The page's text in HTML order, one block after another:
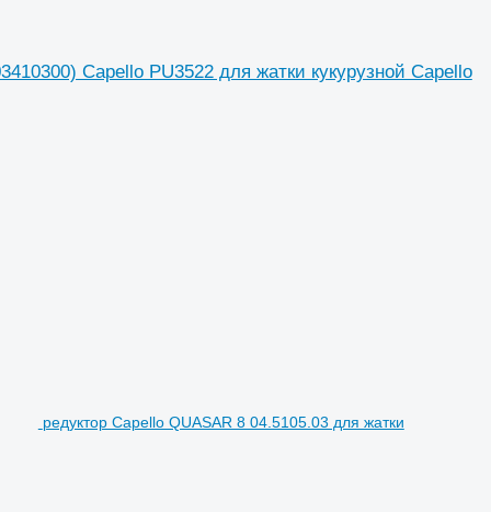
Capello PU3522 для жатки кукурузной Capello
редуктор Capello QUASAR 8 04.5105.03 для жатки